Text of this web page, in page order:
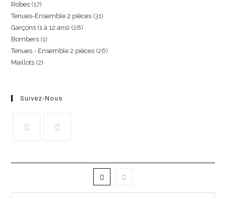
Robes 17
Tenues-Ensemble 2 pièces 31
Garçons (1 à 12 ans) 28
Bombers 1
Tenues - Ensemble 2 pièces 26
Maillots 2
Suivez-Nous